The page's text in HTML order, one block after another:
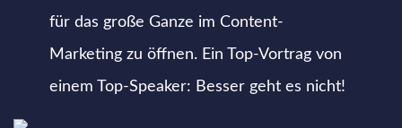
für das große Ganze im Content-
Marketing zu öffnen. Ein Top-Vortrag von
einem Top-Speaker: Besser geht es nicht!